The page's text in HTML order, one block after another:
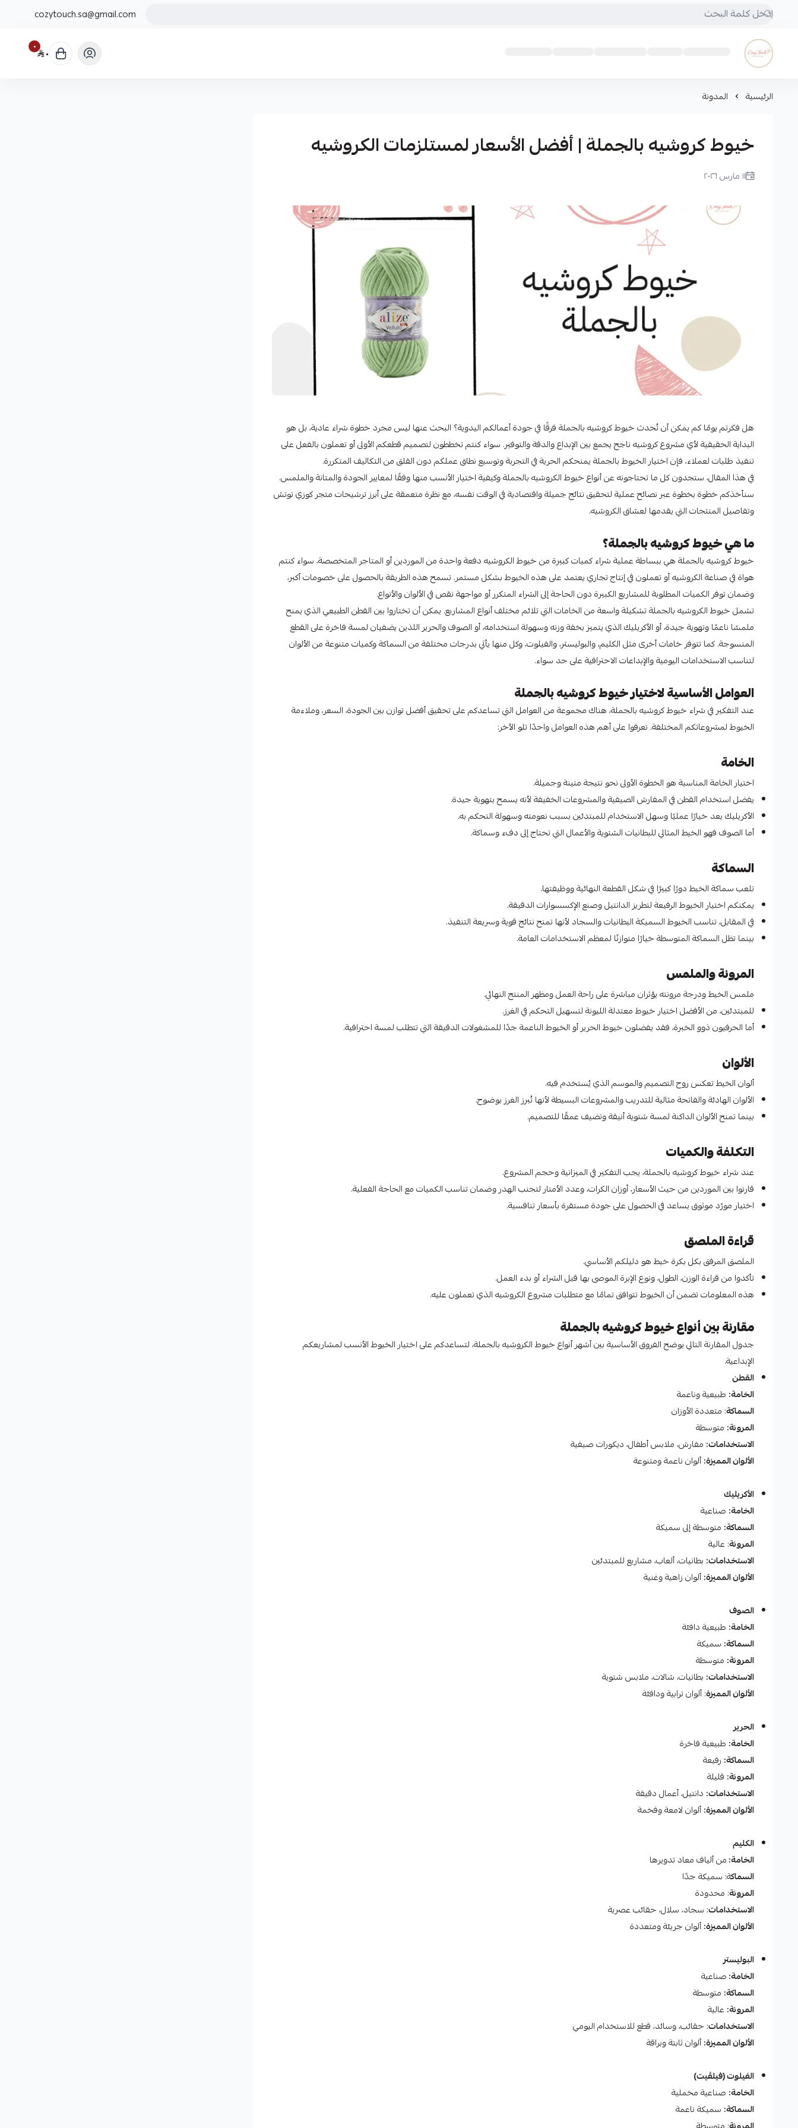
cozytouch.sa@gmail.com
Cozy touch
٠ ٠
الرئيسية المدونة
خيوط كروشيه بالجملة | أفضل الأسعار لمستلزمات الكروشيه
١١ مارس ٢٠٢٦
هل فكرتم يومًا كم يمكن أن تُحدث خيوط كروشيه بالجملة فرقًا في جودة أعمالكم اليدوية؟ البحث عنها ليس مجرد خطوة شراء عادية، بل هو
البداية الحقيقية لأي مشروع كروشيه ناجح يجمع بين الإبداع والدقة والتوفير. سواء كنتم تخططون لتصميم قطعكم الأولى أو تعملون بالفعل على
تنفيذ طلبات لعملاء، فإن اختيار الخيوط بالجملة يمنحكم الحرية في التجربة وتوسيع نطاق عملكم دون القلق من التكاليف المتكررة.
في هذا المقال، ستجدون كل ما تحتاجونه عن أنواع خيوط الكروشيه بالجملة وكيفية اختيار الأنسب منها وفقًا لمعايير الجودة والمتانة والملمس.
سنأخذكم خطوة بخطوة عبر نصائح عملية لتحقيق نتائج جميلة واقتصادية في الوقت نفسه، مع نظرة متعمقة على أبرز ترشيحات متجر كوزي توتش
وتفاصيل المنتجات التي يقدمها لعشاق الكروشيه.
ما هي خيوط كروشيه بالجملة؟
خيوط كروشيه بالجملة هي ببساطة عملية شراء كميات كبيرة من خيوط الكروشيه دفعة واحدة من الموردين أو المتاجر المتخصصة، سواء كنتم
هواة في صناعة الكروشيه أو تعملون في إنتاج تجاري يعتمد على هذه الخيوط بشكل مستمر. تسمح هذه الطريقة بالحصول على خصومات أكبر،
وضمان توفر الكميات المطلوبة للمشاريع الكبيرة دون الحاجة إلى الشراء المتكرر أو مواجهة نقص في الألوان والأنواع.
تشمل خيوط الكروشيه بالجملة تشكيلة واسعة من الخامات التي تلائم مختلف أنواع المشاريع. يمكن أن تختاروا بين القطن الطبيعي الذي يمنح
ملمسًا ناعمًا وتهوية جيدة، أو الأكريليك الذي يتميز بخفة وزنه وسهولة استخدامه، أو الصوف والحرير اللذين يضفيان لمسة فاخرة على القطع
المنسوجة. كما تتوفر خامات أخرى مثل الكليم، والبوليستر، والفيلوت، وكل منها يأتي بدرجات مختلفة من السماكة وكميات متنوعة من الألوان
لتناسب الاستخدامات اليومية والإبداعات الاحترافية على حد سواء.
العوامل الأساسية لاختيار خيوط كروشيه بالجملة
عند التفكير في شراء خيوط كروشيه بالجملة، هناك مجموعة من العوامل التي تساعدكم على تحقيق أفضل توازن بين الجودة، السعر، وملاءمة
الخيوط لمشروعاتكم المختلفة. تعرفوا على أهم هذه العوامل واحدًا تلو الآخر:
الخامة
اختيار الخامة المناسبة هو الخطوة الأولى نحو نتيجة متينة وجميلة.
يفضل استخدام القطن في المفارش الصيفية والمشروعات الخفيفة لأنه يسمح بتهوية جيدة.
الأكريليك يعد خيارًا عمليًا وسهل الاستخدام للمبتدئين بسبب نعومته وسهولة التحكم به.
أما الصوف فهو الخيط المثالي للبطانيات الشتوية والأعمال التي تحتاج إلى دفء وسماكة.
السماكة
تلعب سماكة الخيط دورًا كبيرًا في شكل القطعة النهائية ووظيفتها.
يمكنكم اختيار الخيوط الرفيعة لتطريز الدانتيل وصنع الإكسسوارات الدقيقة.
في المقابل، تناسب الخيوط السميكة البطانيات والسجاد لأنها تمنح نتائج قوية وسريعة التنفيذ.
بينما تظل السماكة المتوسطة خيارًا متوازنًا لمعظم الاستخدامات العامة.
المرونة والملمس
ملمس الخيط ودرجة مرونته يؤثران مباشرة على راحة العمل ومظهر المنتج النهائي.
للمبتدئين، من الأفضل اختيار خيوط معتدلة الليونة لتسهيل التحكم في الغرز.
أما الحرفيون ذوو الخبرة، فقد يفضلون خيوط الحرير أو الخيوط الناعمة جدًا للمشغولات الدقيقة التي تتطلب لمسة احترافية.
الألوان
ألوان الخيط تعكس روح التصميم والموسم الذي يُستخدم فيه.
الألوان الهادئة والفاتحة مثالية للتدريب والمشروعات البسيطة لأنها تُبرز الغرز بوضوح.
بينما تمنح الألوان الداكنة لمسة شتوية أنيقة وتضيف عمقًا للتصميم.
التكلفة والكميات
عند شراء خيوط كروشيه بالجملة، يجب التفكير في الميزانية وحجم المشروع.
قارنوا بين الموردين من حيث الأسعار، أوزان الكرات، وعدد الأمتار لتجنب الهدر وضمان تناسب الكميات مع الحاجة الفعلية.
اختيار مورّد موثوق يساعد في الحصول على جودة مستقرة بأسعار تنافسية.
قراءة الملصق
الملصق المرفق بكل بكرة خيط هو دليلكم الأساسي.
تأكدوا من قراءة الوزن، الطول، ونوع الإبرة الموصى بها قبل الشراء أو بدء العمل.
هذه المعلومات تضمن أن الخيوط تتوافق تمامًا مع متطلبات مشروع الكروشيه الذي تعملون عليه.
مقارنة بين أنواع خيوط كروشيه بالجملة
جدول المقارنة التالي يوضح الفروق الأساسية بين أشهر أنواع خيوط الكروشيه بالجملة، لتساعدكم على اختيار الخيوط الأنسب لمشاريعكم
الإبداعية.
القطن
الخامة: طبيعية وناعمة
السماكة: متعددة الأوزان
المرونة: متوسطة
الاستخدامات: مفارش، ملابس أطفال، ديكورات صيفية
الألوان المميزة:ألوان ناعمة ومتنوعة
الأكريليك
الخامة: صناعية
السماكة: متوسطة إلى سميكة
المرونة: عالية
الاستخدامات: بطانيات، ألعاب، مشاريع للمبتدئين
الألوان المميزة:ألوان زاهية وغنية
الصوف
الخامة: طبيعية دافئة
السماكة: سميكة
المرونة: متوسطة
الاستخدامات: بطانيات، شالات، ملابس شتوية
الألوان المميزة: ألوان ترابية ودافئة
الحرير
الخامة: طبيعية فاخرة
السماكة: رفيعة
المرونة: قليلة
الاستخدامات: دانتيل، أعمال دقيقة
الألوان المميزة:ألوان لامعة وفخمة
الكليم
الخامة:من ألياف معاد تدويرها
السماكة: سميكة جدًا
المرونة: محدودة
الاستخدامات: سجاد، سلال، حقائب عصرية
الألوان المميزة:ألوان جريئة ومتعددة
البوليستر
الخامة:صناعية
السماكة: متوسطة
المرونة: عالية
الاستخدامات: حقائب، وسائد، قطع للاستخدام اليومي
الألوان المميزة:ألوان ثابتة وبراقة
الفيلوت (فيلڤيت)
الخامة: صناعية مخملية
السماكة: سميكة ناعمة